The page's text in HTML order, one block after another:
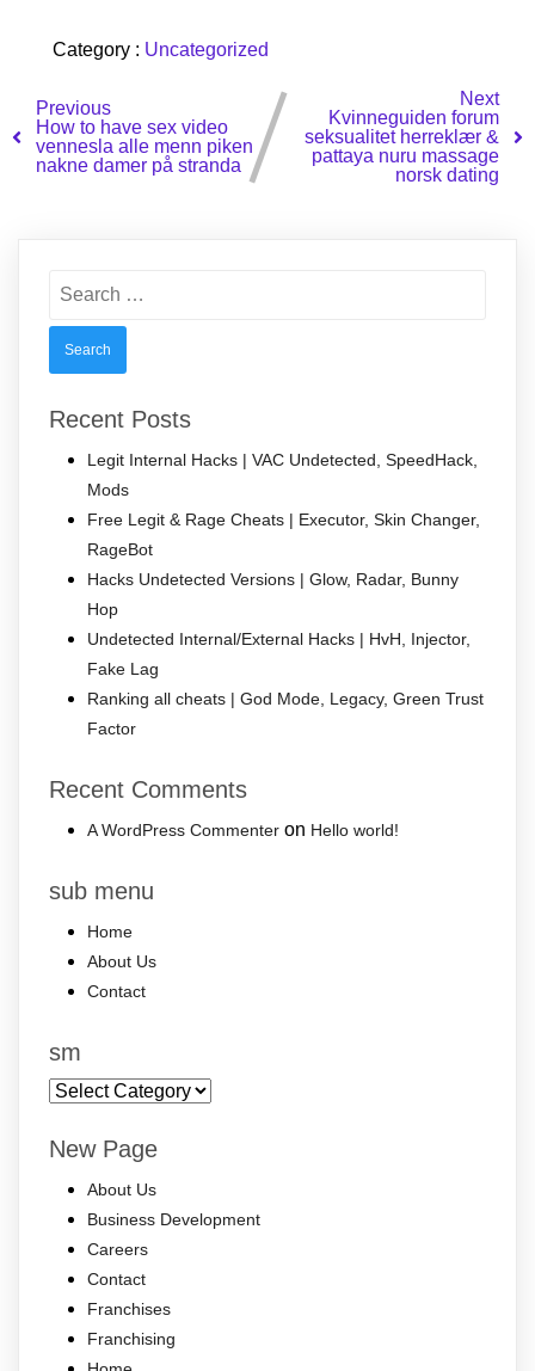
Category : Uncategorized
Previous
How to have sex video
vennesla alle menn piken
nakne damer på stranda
Next
Kvinneguiden forum
seksualitet herreklær &
pattaya nuru massage
norsk dating
for:
Recent Posts
Legit Internal Hacks | VAC Undetected, SpeedHack,
Mods
Free Legit & Rage Cheats | Executor, Skin Changer,
RageBot
Hacks Undetected Versions | Glow, Radar, Bunny
Hop
Undetected Internal/External Hacks | HvH, Injector,
Fake Lag
Ranking all cheats | God Mode, Legacy, Green Trust
Factor
Recent Comments
A WordPress Commenter on Hello world!
sub menu
Home
About Us
Contact
sm
sm
New Page
About Us
Business Development
Careers
Contact
Franchises
Franchising